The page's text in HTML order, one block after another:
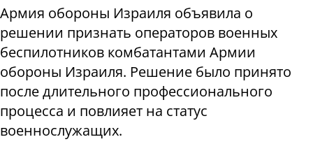
Армия обороны Израиля объявила о
решении признать операторов военных
беспилотников комбатантами Армии
обороны Израиля. Решение было принято
после длительного профессионального
процесса и повлияет на статус
военнослужащих.